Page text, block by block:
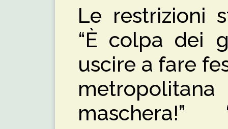
Le restrizioni
“È colpa dei
uscire a fare
metropolitana